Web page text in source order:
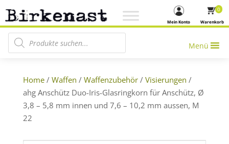
Warenkorb
0
Mein Konto
Products search
Menü
Home/ Waffen / Waffenzubehör/ Visierungen /
ahg Anschütz Duo-Iris-Glasringkorn für Anschütz, Ø
3,8 – 5,8 mm innen und 7,6 – 10,2 mm aussen, M
22